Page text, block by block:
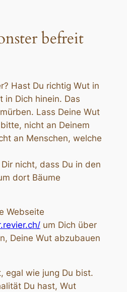
befreit
Hast Du richtig Wut in
in Dich hinein. Das
Lass Deine Wut
nicht an Deinem
an Menschen, welche
nicht, dass Du in den
dort Bäume
Webseite
um Dich über
Deine Wut abzubauen
egal wie jung Du bist.
Du hast, Wut